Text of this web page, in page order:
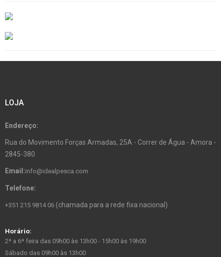
LOJA
Endereço:
Rua do Movimento Forças Armadas, 25A - Correr de Água - Amora -
2845-380
Email:info@idealpesca.com
Telefone:
+351 215 9814 06 (chamada para a rede fixa nacional)
Horário:
2ª a 6ª feira das 09h00 às 13h00 - 15h00 às 19h00
Sábado das 09h00 às 13h00